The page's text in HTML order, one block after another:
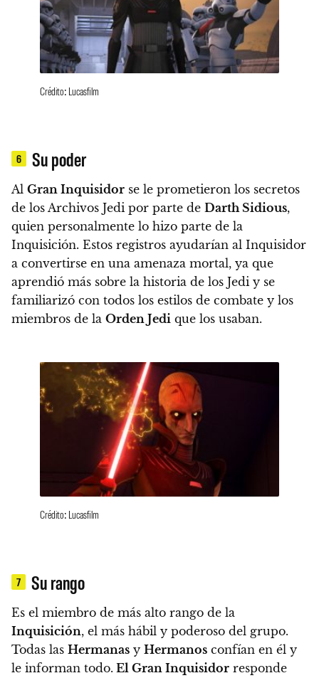
Crédito: Lucasfilm
6 Su poder
Al Gran Inquisidor se le prometieron los secretos
de los Archivos Jedi por parte de Darth Sidious,
quien personalmente lo hizo parte de la
Inquisición. Estos registros ayudarían al Inquisidor
a convertirse en una amenaza mortal, ya que
aprendió más sobre la historia de los Jedi y se
familiarizó con todos los estilos de combate y los
miembros de la Orden Jedi que los usaban.
Crédito: Lucasfilm
7 Su rango
Es el miembro de más alto rango de la
Inquisición, el más hábil y poderoso del grupo.
Todas las Hermanas y Hermanos confían en él y
le informan todo. El Gran Inquisidor responde